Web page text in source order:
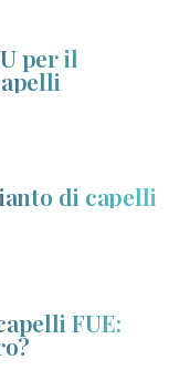
per il
di capelli
FUE: